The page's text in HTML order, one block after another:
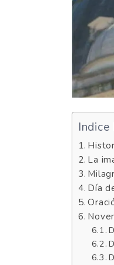
Indice
La
Día